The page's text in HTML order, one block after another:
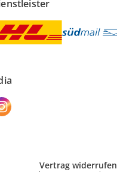
Vertrag widerrufen